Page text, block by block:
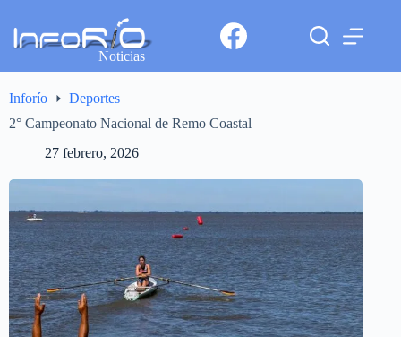
Noticias
Inforío
Deportes
2° Campeonato Nacional de Remo Coastal
27 febrero, 2026